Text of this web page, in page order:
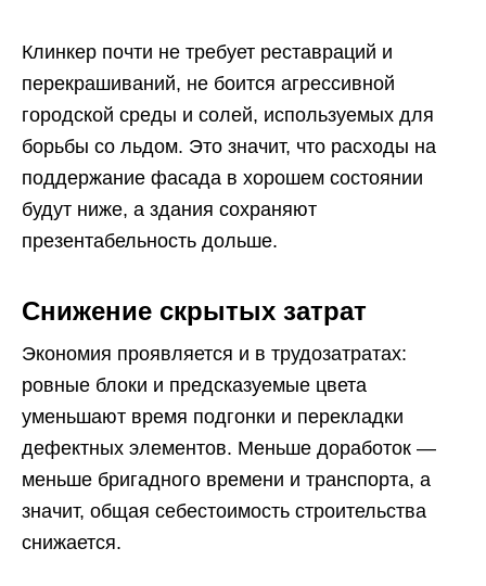
Клинкер почти не требует реставраций и
перекрашиваний, не боится агрессивной
городской среды и солей, используемых для
борьбы со льдом. Это значит, что расходы на
поддержание фасада в хорошем состоянии
будут ниже, а здания сохраняют
презентабельность дольше.
Снижение скрытых затрат
Экономия проявляется и в трудозатратах:
ровные блоки и предсказуемые цвета
уменьшают время подгонки и перекладки
дефектных элементов. Меньше доработок —
меньше бригадного времени и транспорта, а
значит, общая себестоимость строительства
снижается.